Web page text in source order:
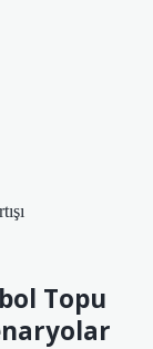
Topu